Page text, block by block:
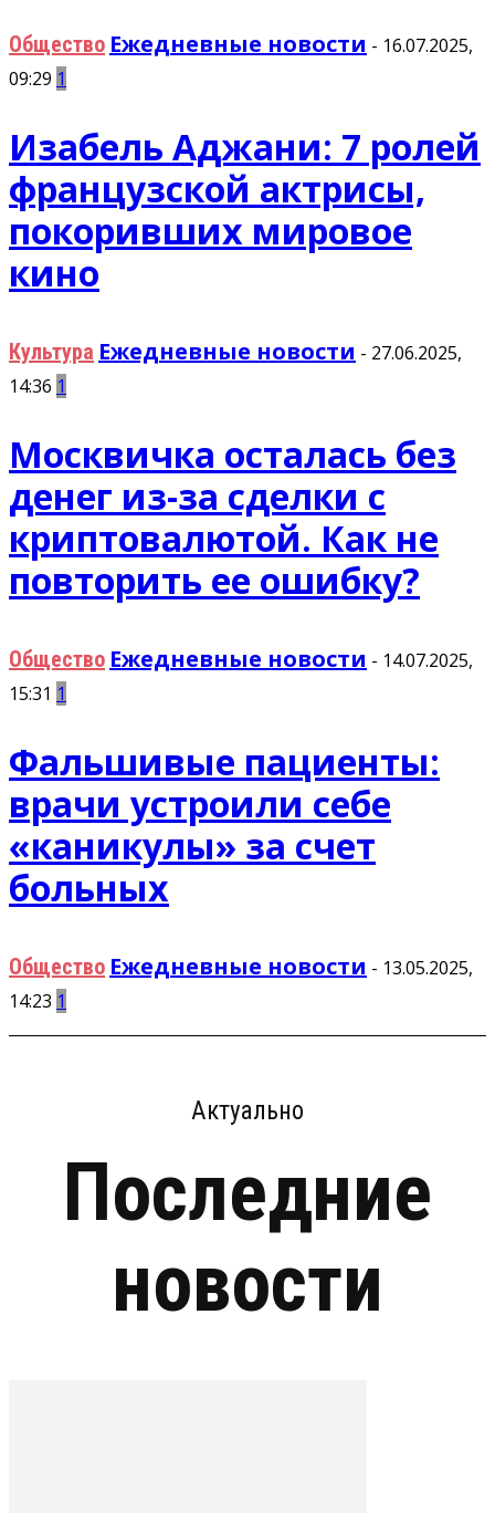
Общество Ежедневные новости - 16.07.2025,
09:29 1
Изабель Аджани: 7 ролей
французской актрисы,
покоривших мировое
кино
Культура Ежедневные новости - 27.06.2025,
14:36 1
Москвичка осталась без
денег из-за сделки с
криптовалютой. Как не
повторить ее ошибку?
Общество Ежедневные новости - 14.07.2025,
15:31 1
Фальшивые пациенты:
врачи устроили себе
«каникулы» за счет
больных
Общество Ежедневные новости - 13.05.2025,
14:23 1
Актуально
Последние
новости